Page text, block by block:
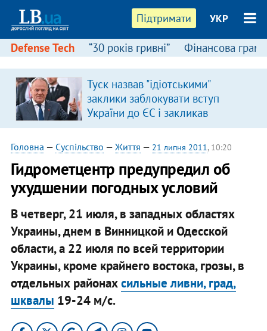
Підтримати УКР
Defense Tech “30 років гривні” Фінансова
Туск назвав "ідіотськими"
заклики заблокувати вступ
України до ЄС і закликав
припинити антиукраїнську
риторику
Головна — Суспільство — Життя — 21 липня 2011, 10:20
Гидрометцентр предупредил об
ухудшении погодных условий
В четверг, 21 июля, в западных областях
Украины, днем в Винницкой и Одесской
области, а 22 июля по всей территории
Украины, кроме крайнего востока, грозы, в
отдельных районахсильные ливни, град,
шквалы 19-24 м/с.